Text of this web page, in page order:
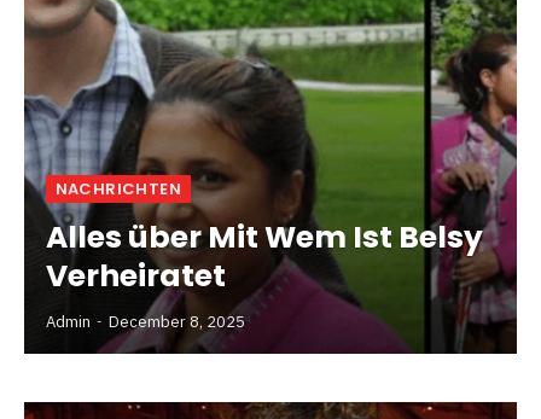
NACHRICHTEN
Alles über Mit Wem Ist Belsy
Verheiratet
Admin December 8, 2025